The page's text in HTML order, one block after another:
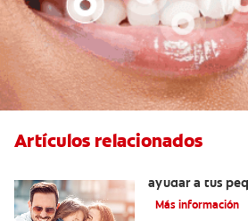
Artículos relacionados
ayudar a tus
Más información